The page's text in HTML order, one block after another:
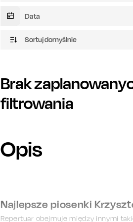
Sortuj domyślnie
Brak
filtrowania
Opis
Najlepsze piosenki
Repertuar obejmuje między innymi